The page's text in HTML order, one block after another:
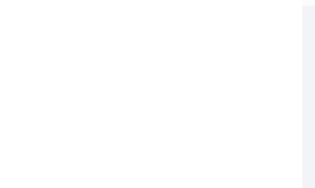
no solo una herramienta, la solución definitiva en rastreo, GPS y